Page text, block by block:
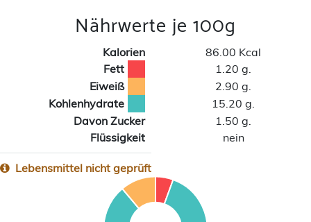
Nährwerte je 100g
Kalorien
86.00 Kcal
Fett
1.20 g.
Eiweiß
2.90 g.
Kohlenhydrate
15.20 g.
Davon Zucker
1.50 g.
Flüssigkeit
nein
Lebensmittel nicht geprüft